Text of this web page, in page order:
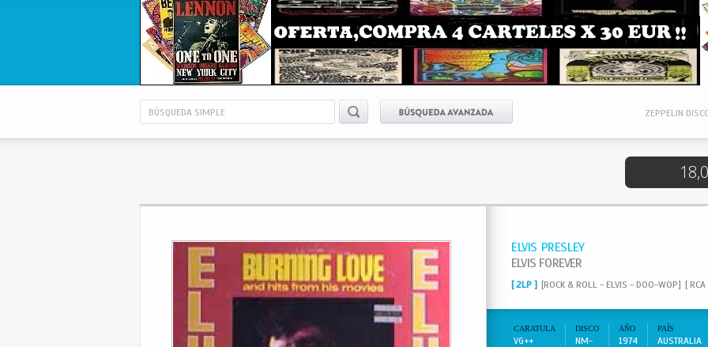
ZEPPELIN
ELVIS PRESLEY
ELVIS FOREVER
[ 2LP ] [ROCK & ROLL - ELVIS - DOO-WOP] [
CARATULA
VG++
DISCO
NM-
AÑO
1974
PAÍS
AUSTRALIA